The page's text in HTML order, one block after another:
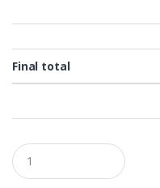
Final total
Q
u
a